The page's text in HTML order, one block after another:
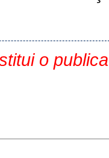
o